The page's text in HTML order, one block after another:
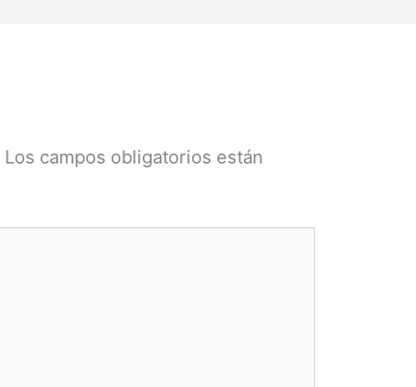
Los campos obligatorios están